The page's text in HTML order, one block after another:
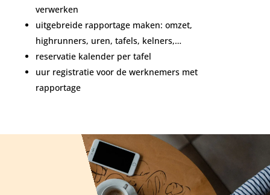
verwerken
uitgebreide rapportage maken: omzet,
highrunners, uren, tafels, kelners,…
reservatie kalender per tafel
uur registratie voor de werknemers met
rapportage